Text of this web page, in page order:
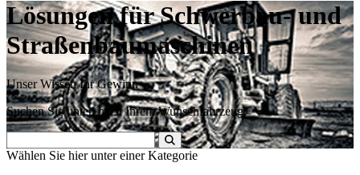
Lösungen für Schwerbau- und
Straßenbaumaschinen
Unser Wissen Ihr Gewinn
Suchen Sie unten nach Ihrem Wunschfahrzeug.
Wählen Sie hier unter einer Kategorie